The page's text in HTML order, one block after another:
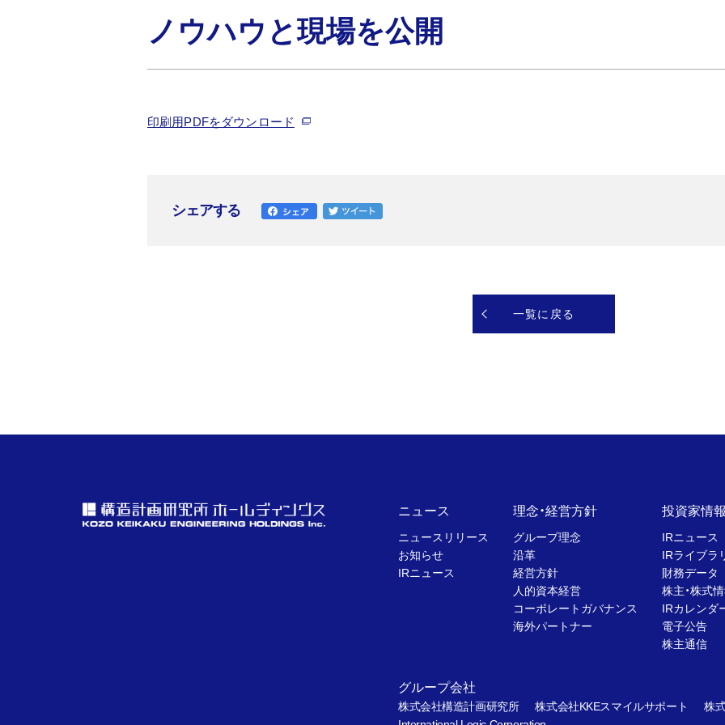
ノウハウと現場を公開
印刷用PDFをダウンロード
シェアする
一覧に戻る
ニュース
ニュースリリース
お知らせ
IRニュース
理念・経営方針
グループ理念
沿革
経営方針
人的資本経営
コーポレートガバナンス
海外パートナー
投資家情
IRニュース
IRライブラ
財務データ
株主・株式
IRカレンダ
電子公告
株主通信
グループ会社
株式会社構造計画研究所 株式会社KKEスマイルサポート
株